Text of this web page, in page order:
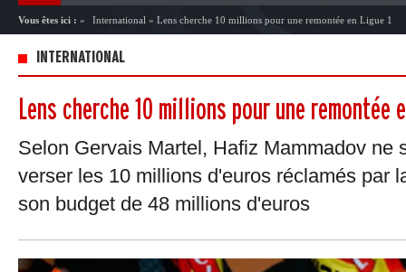
Vous êtes ici : » International » Lens cherche 10 millions pour une remontée en Ligue 1
INTERNATIONAL
Lens cherche 10 millions pour une remontée
Selon Gervais Martel, Hafiz Mammadov ne
verser les 10 millions d'euros réclamés par
son budget de 48 millions d'euros